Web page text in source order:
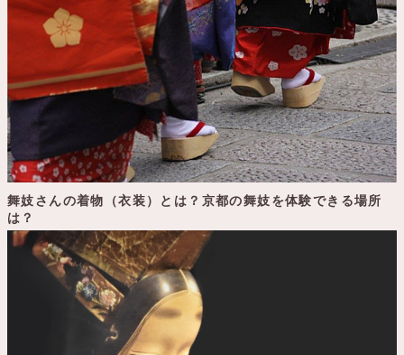
舞妓さんの着物（衣装）とは？京都の舞妓を体験できる場所
は？